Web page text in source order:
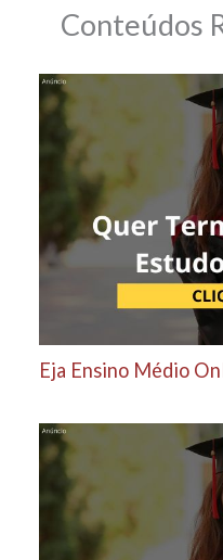
Conteúdos
Eja Ensino Médio